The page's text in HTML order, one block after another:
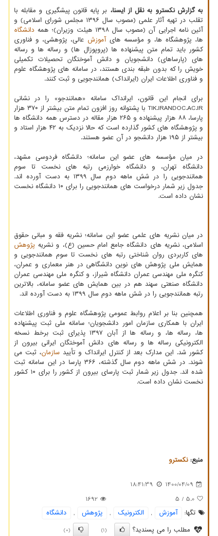
به گزارش نکسترو به نقل از ایسنا، بر پایه قانون پیشگیری و مقابله با
تقلب در تهیه آثار علمی (مصوب سال ۱۳۹۶ مجلس شورای اسلامی) و
آئین نامه اجرایی آن (مصوب سال ۱۳۹۸ هیئت وزیران)؛ همه
دانشگاه
ها، پژوهشگاه ها، و مؤسسه های آموزش عالی، پژوهشی، و فناوری
کشور باید تمام متن پیشنهاده ها (پروپوزال ها) و رساله ها و رساله
های (پارساهای) دانشجویان و دانش آموختگان تحصیلات تکمیلی
خویش را که بدون طبقه بندی هستند، در سامانه های پژوهشگاه علوم
و فناوری اطلاعات ایران (ایرانداک) همانندجویی و ثبت کنند.
برای انجام این قانون، ایرانداک سامانه «همانندجو» را در نشانی
TIK.IRANDOC.AC.IR با پشتوانه روز افزون تمام متن بیشتر از ۳۷۰ هزار
پارسا، ۸۸ هزار پیشنهاده و ۲۶۵ هزار مقاله در دسترس همه دانشگاه ها
و پژوهشگاه های کشور گذارده است که حالا نزدیک به ۴۲ هزار استاد و
بیشتر از ۱۹۵ هزار دانشجو در آن عضو هستند.
در میان مؤسسه های عضو این سامانه؛ دانشگاه فردوسی مشهد،
دانشگاه تهران، و دانشگاه خوارزمی رتبه های نخست تا سوم
همانندجویی را در شش ماهه دوم سال ۱۳۹۹ به دست آورده اند.
جدول زیر شمار درخواست های همانندجویی را برای ۱۰ دانشگاه نخست
نشان داده است.
در میان نشریه های علمی عضو این سامانه؛ نشریه فقه و مبانی حقوق
اسلامی، نشریه های دانشگاه جامع امام حسین (ع)، و نشریه پژوهش
های کاربردی روان شناختی رتبه های نخست تا سوم همانندجویی و
همایش ملی پژوهش های نوین دانشگاهی در هنر معماری و عمران،
کنگره ملی مهندسی عمران دانشگاه شیراز، و کنگره ملی مهندسی عمران
دانشگاه صنعتی سهند هم در بین همایش های عضو سامانه، بالاترین
رتبه همانندجویی را در شش ماهه دوم سال ۱۳۹۹ به دست آورده اند.
همچنین بنا بر اعلام روابط عمومی پژوهشگاه علوم و فناوری اطلاعات
ایران با همکاری سازمان امور دانشجویان؛ سامانه ملی ثبت پیشنهاده
ها، رساله ها، و رساله ها از آبان ۱۳۹۷ پذیرای ثبت برخط نسخه
الکترونیکی رساله ها و رساله های دانش آموختگان ایرانی بیرون از
کشور شد. این مدارک بعد از کنترل ایرانداک و تأیید سازمان، ثبت می
شوند. در شش ماهه دوم سال گذشته، ۳۶۶ پارسا در این سامانه ثبت
شده اند. جدول زیر شمار ثبت پارسای بیرون از کشور را برای ۱۰ کشور
نخست نشان داده است.
منبع:نكسترو
1400/04/09
18:41:39
5.0
/ 5
1692
تگها:
آموزش , الكترونیك , پژوهش ,
دانشگاه
مطلب را می پسندید؟
(1)
(0)